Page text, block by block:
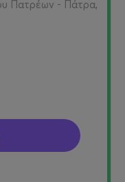
Πατρέων - Πάτρα,